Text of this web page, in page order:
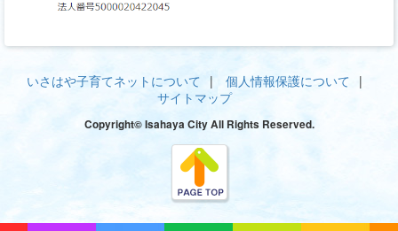
いさはや子育てネットについて
個人情報保護について
サイトマップ
Copyright© Isahaya City All Rights Reserved.